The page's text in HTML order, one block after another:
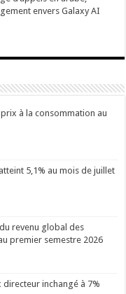
envers Galaxy AI
à la consommation au
5,1% au mois de juillet
revenu global des
premier semestre 2026
directeur inchangé à 7%